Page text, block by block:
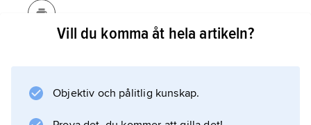
kröndammar
och
utskovsdammar
Vill du komma åt hela artikeln?
Objektiv och pålitlig kunskap.